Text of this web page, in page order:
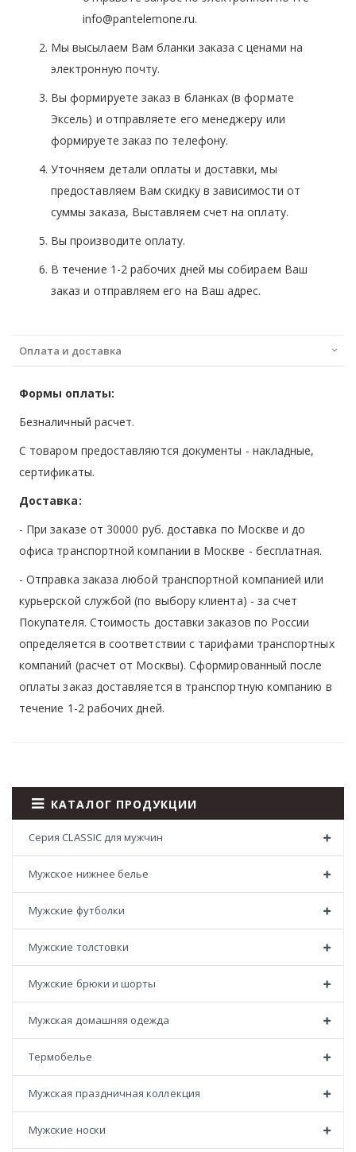
info@pantelemone.ru.
Мы высылаем Вам бланки заказа с ценами на
электронную почту.
Вы формируете заказ в бланках (в формате
Эксель) и отправляете его менеджеру или
формируете заказ по телефону.
Уточняем детали оплаты и доставки, мы
предоставляем Вам скидку в зависимости от
суммы заказа, Выставляем счет на оплату.
Вы производите оплату.
В течение 1-2 рабочих дней мы собираем Ваш
заказ и отправляем его на Ваш адрес.
Оплата и доставка
Формы оплаты:
Безналичный расчет.
С товаром предоставляются документы - накладные,
сертификаты.
Доставка:
- При заказе от 30000 руб. доставка по Москве и до
офиса транспортной компании в Москве - бесплатная.
- Отправка заказа любой транспортной компанией или
курьерской службой (по выбору клиента) - за счет
Покупателя. Стоимость доставки заказов по России
определяется в соответствии с тарифами транспортных
компаний (расчет от Москвы). Сформированный после
оплаты заказ доставляется в транспортную компанию в
течение 1-2 рабочих дней.
КАТАЛОГ ПРОДУКЦИИ
Серия CLASSIC для мужчин
Мужское нижнее белье
Мужские футболки
Мужские толстовки
Мужские брюки и шорты
Мужская домашняя одежда
Термобелье
Мужская праздничная коллекция
Мужские носки